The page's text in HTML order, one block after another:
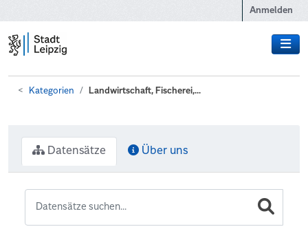
Anmelden
Kategorien Landwirtschaft, Fischerei,...
Datensätze Über uns